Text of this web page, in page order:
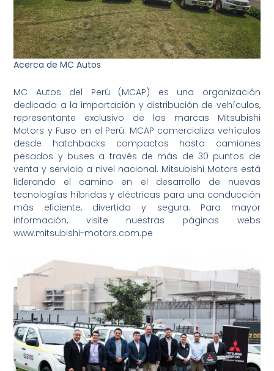
Acerca de MC Autos
MC Autos del Perú (MCAP) es una organización
dedicada a la importación y distribución de vehículos,
representante exclusivo de las marcas Mitsubishi
Motors y Fuso en el Perú. MCAP comercializa vehículos
desde hatchbacks compactos hasta camiones
pesados y buses a través de más de 30 puntos de
venta y servicio a nivel nacional. Mitsubishi Motors está
liderando el camino en el desarrollo de nuevas
tecnologías híbridas y eléctricas para una conducción
más eficiente, divertida y segura. Para mayor
información, visite nuestras páginas webs
www.mitsubishi-motors.com.pe